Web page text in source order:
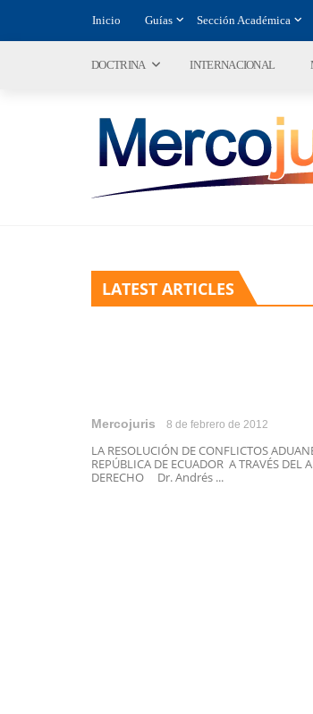
Inicio Guías Sección Académica
DOCTRINA INTERNACIONAL
LATEST ARTICLES
Mercojuris 8 de febrero de 2012
LA RESOLUCIÓN DE CONFLICTOS
REPÚBLICA DE ECUADOR A TRAVÉS DEL
DERECHO Dr. Andrés ...